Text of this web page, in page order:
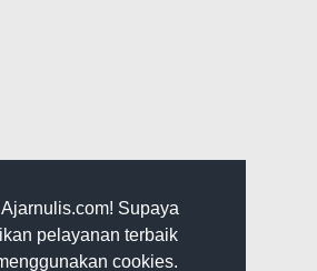
Supaya
pelayanan terbaik
cookies.